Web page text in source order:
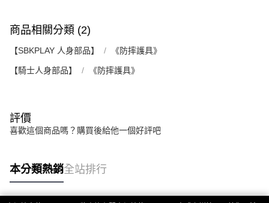
商品相關分類 (2)
【SBKPLAY 人身部品】 《防摔護具》
【騎士人身部品】 《防摔護具》
評價
喜歡這個商品嗎？購買後給他一個好評吧
本分類熱銷全站排行